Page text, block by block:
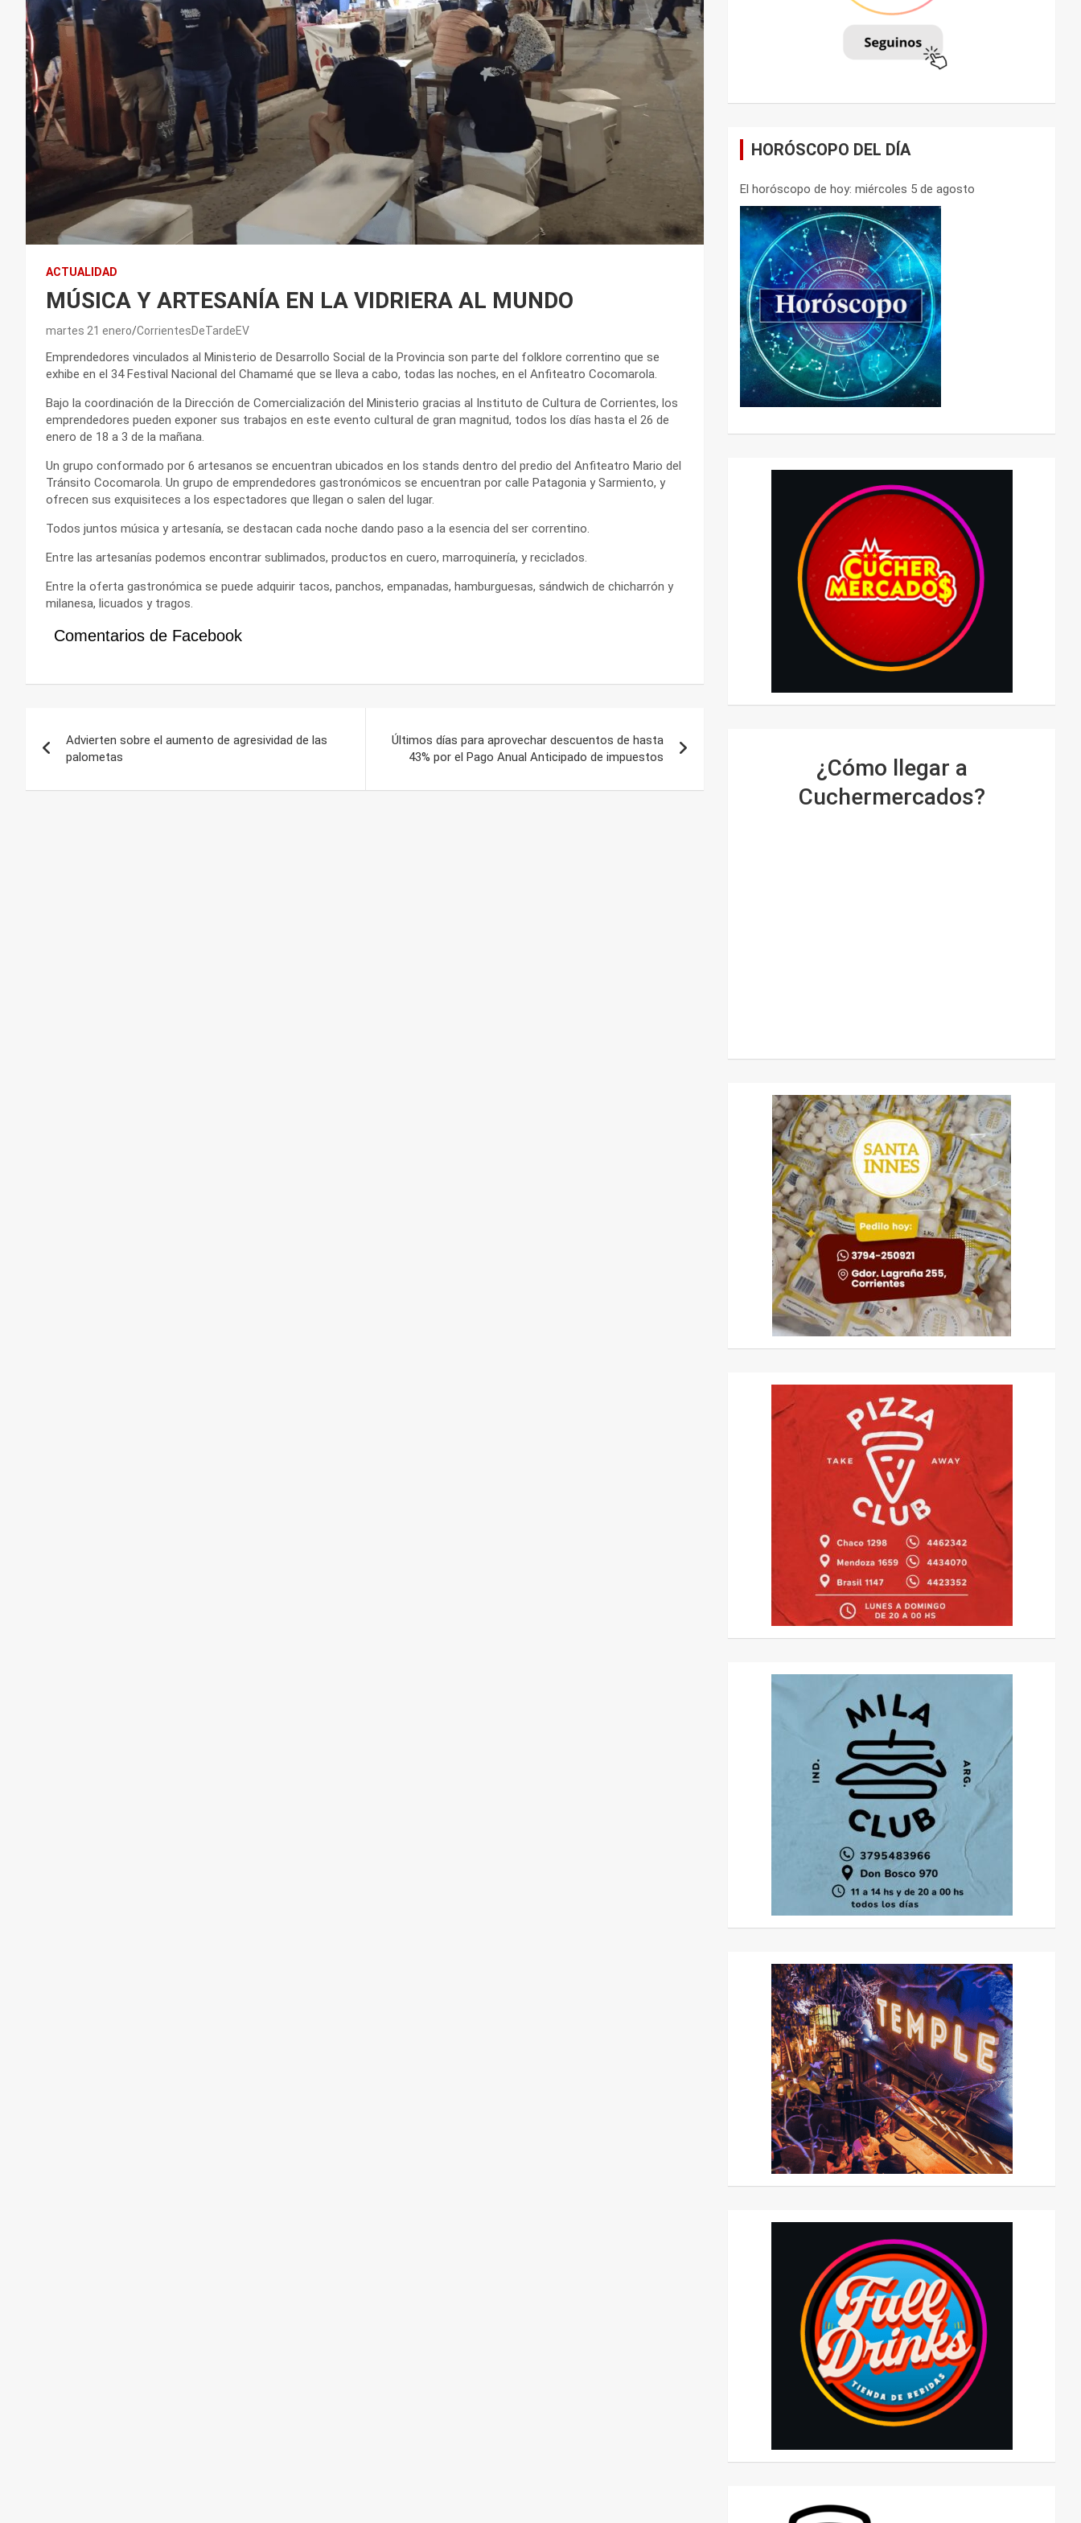
ACTUALIDAD
MÚSICA Y ARTESANÍA EN LA VIDRIERA AL MUNDO
martes 21 enero CorrientesDeTardeEV
Emprendedores vinculados al Ministerio de Desarrollo Social de la Provincia son parte del folklore correntino que se
exhibe en el 34 Festival Nacional del Chamamé que se lleva a cabo, todas las noches, en el Anfiteatro Cocomarola.
Bajo la coordinación de la Dirección de Comercialización del Ministerio gracias al Instituto de Cultura de Corrientes, los
emprendedores pueden exponer sus trabajos en este evento cultural de gran magnitud, todos los días hasta el 26 de
enero de 18 a 3 de la mañana.
Un grupo conformado por 6 artesanos se encuentran ubicados en los stands dentro del predio del Anfiteatro Mario del
Tránsito Cocomarola. Un grupo de emprendedores gastronómicos se encuentran por calle Patagonia y Sarmiento, y
ofrecen sus exquisiteces a los espectadores que llegan o salen del lugar.
Todos juntos música y artesanía, se destacan cada noche dando paso a la esencia del ser correntino.
Entre las artesanías podemos encontrar sublimados, productos en cuero, marroquinería, y reciclados.
Entre la oferta gastronómica se puede adquirir tacos, panchos, empanadas, hamburguesas, sándwich de chicharrón y
milanesa, licuados y tragos.
Comentarios de Facebook
de
entradas
Advierten sobre el aumento de agresividad de las
palometas
Últimos días para aprovechar descuentos de hasta
43% por el Pago Anual Anticipado de impuestos
HORÓSCOPO DEL DÍA
El horóscopo de hoy: miércoles 5 de agosto
¿Cómo llegar a
Cuchermercados?